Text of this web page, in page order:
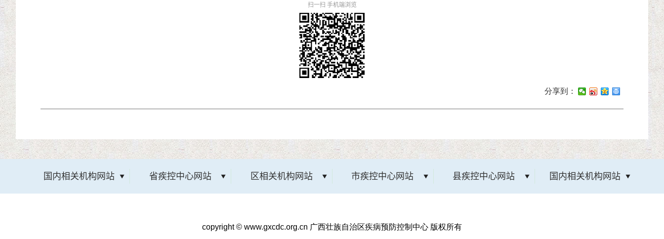
扫一扫 手机端浏览
分享到：
国内相关机构网站 省疾控中心网站 区相关机构网站 市疾控中心网站 县疾控中心网站 国内相关机构网站
copyright © www.gxcdc.org.cn 广西壮族自治区疾病预防控制中心 版权所有